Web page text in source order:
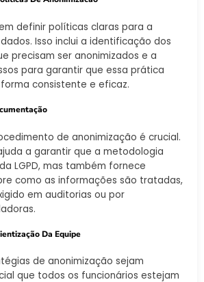
definir políticas claras para a
Isso inclui a identificação dos
precisam ser anonimizados e a
para garantir que essa prática
consistente e eficaz.
de anonimização é crucial.
a garantir que a metodologia
LGPD, mas também fornece
como as informações são tratadas,
em auditorias ou por
Da Equipe
de anonimização sejam
que todos os funcionários estejam